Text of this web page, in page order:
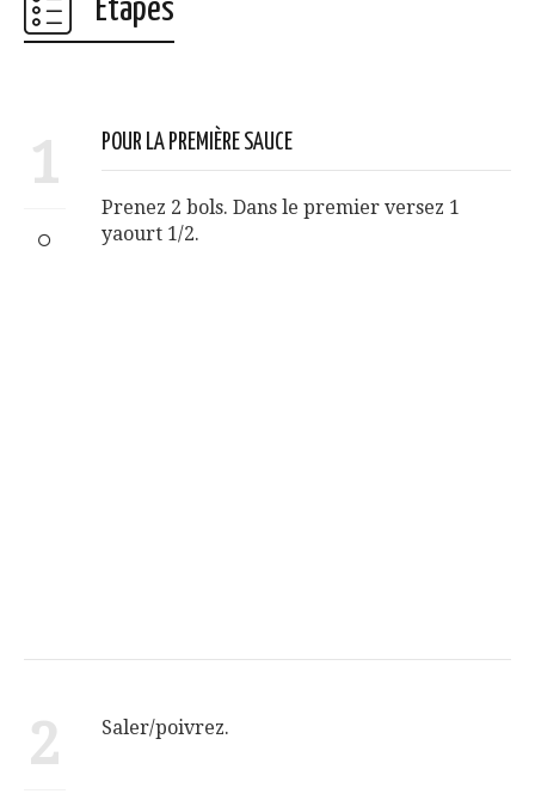
Étapes
1 POUR LA PREMIÈRE SAUCE
Prenez 2 bols. Dans le premier versez 1
yaourt 1/2.
2 Saler/poivrez.